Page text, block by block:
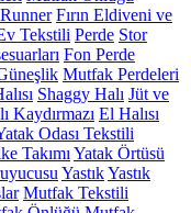
Runner Fırın Eldiveni ve
Tekstili Perde Stor
Fon Perde
Mutfak Perdeleri
Shaggy Halı Jüt ve
Kaydırmazı El Halısı
Odası Tekstili
Takımı Yatak Örtüsü
YastıkYastık
Mutfak Tekstili